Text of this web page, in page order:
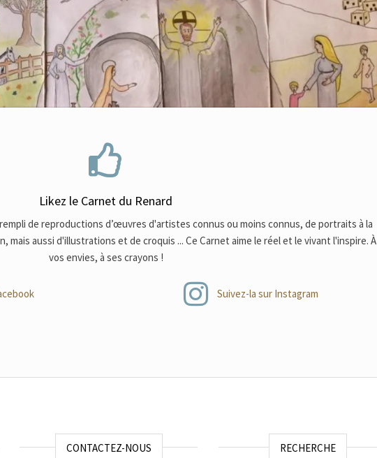
Likez le Carnet du Renard
de reproductions d’œuvres d'artistes connus ou moins connus, de portraits à la
mais aussi d'illustrations et de croquis ... Ce Carnet aime le réel et le vivant l'inspire. À
vos envies, à ses crayons !
Suivez-la sur Instagram
CONTACTEZ-NOUS RECHERCHE